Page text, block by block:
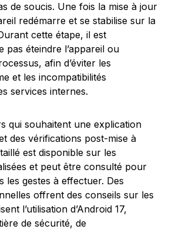
de soucis. Une fois la mise à jour
redémarre et se stabilise sur la
cette étape, il est
pas éteindre l’appareil ou
afin d’éviter les
et les incompatibilités
services internes.
qui souhaitent une explication
des vérifications post-mise à
est disponible sur les
et peut être consulté pour
les gestes à effectuer. Des
offrent des conseils sur les
l’utilisation d’Android 17,
de sécurité, de